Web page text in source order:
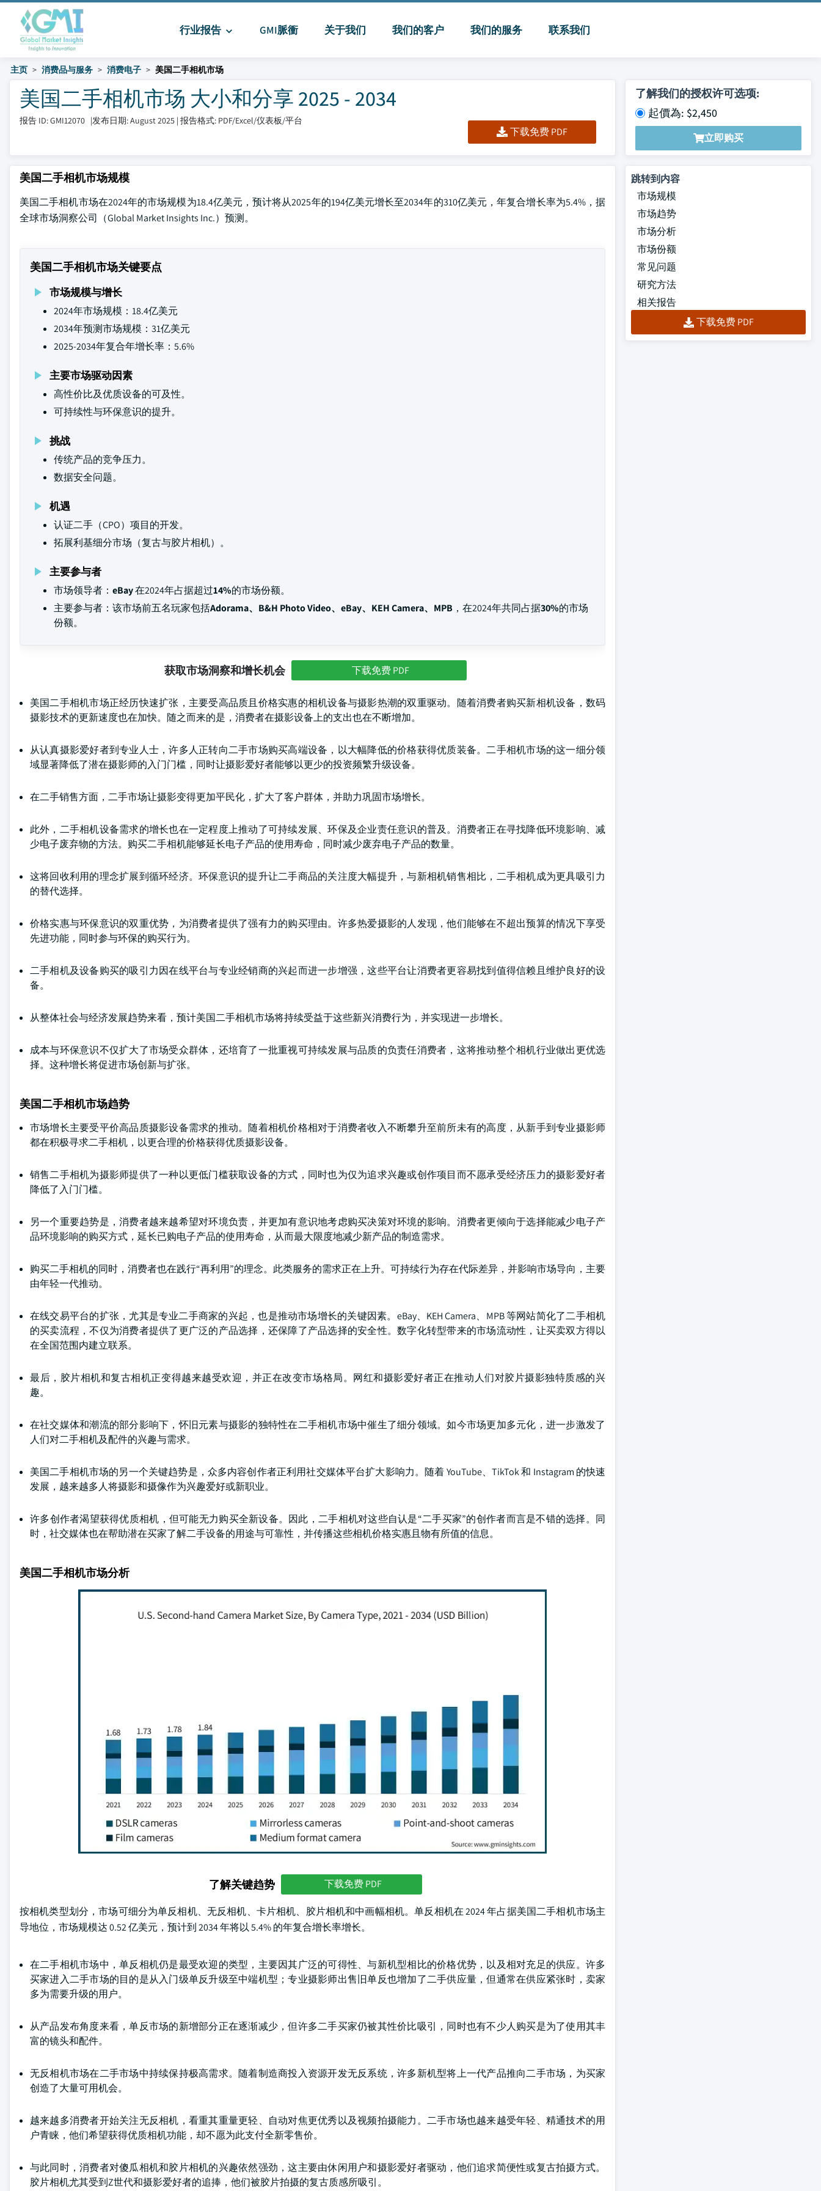
行业报告 GMI脈衝 关于我们 我们的客户 我们的服务 联系我们
主页 消费品与服务 消费电子 美国二手相机市场
美国二手相机市场 大小和分享 2025 - 2034
报告 ID: GMI12070 |发布日期: August 2025 | 报告格式: PDF/Excel/仪表板/平台
下载免费 PDF
了解我们的授权许可选项:
起價為: $2,450
立即购买
美国二手相机市场规模
美国二手相机市场在2024年的市场规模为18.4亿美元，预计将从2025年的194亿美元增长至2034年的310亿美元，年复合增长率为5.4%，据
全球市场洞察公司（Global Market Insights Inc.）预测。
美国二手相机市场关键要点
市场规模与增长
2024年市场规模：18.4亿美元
2034年预测市场规模：31亿美元
2025-2034年复合年增长率：5.6%
主要市场驱动因素
高性价比及优质设备的可及性。
可持续性与环保意识的提升。
挑战
传统产品的竞争压力。
数据安全问题。
机遇
认证二手（CPO）项目的开发。
拓展利基细分市场（复古与胶片相机）。
主要参与者
市场领导者： eBay在2024年占据超过14%的市场份额。
主要参与者：该市场前五名玩家包括Adorama、B&H Photo Video、eBay、KEH Camera、MPB ，在2024年共同占据30%的市场
份额。
获取市场洞察和增长机会 下载免费 PDF
美国二手相机市场正经历快速扩张，主要受高品质且价格实惠的相机设备与摄影热潮的双重驱动。随着消费者购买新相机设备，数码
摄影技术的更新速度也在加快。随之而来的是，消费者在摄影设备上的支出也在不断增加。
从认真摄影爱好者到专业人士，许多人正转向二手市场购买高端设备，以大幅降低的价格获得优质装备。二手相机市场的这一细分领
域显著降低了潜在摄影师的入门门槛，同时让摄影爱好者能够以更少的投资频繁升级设备。
在二手销售方面，二手市场让摄影变得更加平民化，扩大了客户群体，并助力巩固市场增长。
此外，二手相机设备需求的增长也在一定程度上推动了可持续发展、环保及企业责任意识的普及。消费者正在寻找降低环境影响、减
少电子废弃物的方法。购买二手相机能够延长电子产品的使用寿命，同时减少废弃电子产品的数量。
这将回收利用的理念扩展到循环经济。环保意识的提升让二手商品的关注度大幅提升，与新相机销售相比，二手相机成为更具吸引力
的替代选择。
价格实惠与环保意识的双重优势，为消费者提供了强有力的购买理由。许多热爱摄影的人发现，他们能够在不超出预算的情况下享受
先进功能，同时参与环保的购买行为。
二手相机及设备购买的吸引力因在线平台与专业经销商的兴起而进一步增强，这些平台让消费者更容易找到值得信赖且维护良好的设
备。
从整体社会与经济发展趋势来看，预计美国二手相机市场将持续受益于这些新兴消费行为，并实现进一步增长。
成本与环保意识不仅扩大了市场受众群体，还培育了一批重视可持续发展与品质的负责任消费者，这将推动整个相机行业做出更优选
择。这种增长将促进市场创新与扩张。
美国二手相机市场趋势
市场增长主要受平价高品质摄影设备需求的推动。随着相机价格相对于消费者收入不断攀升至前所未有的高度，从新手到专业摄影师
都在积极寻求二手相机，以更合理的价格获得优质摄影设备。
销售二手相机为摄影师提供了一种以更低门槛获取设备的方式，同时也为仅为追求兴趣或创作项目而不愿承受经济压力的摄影爱好者
降低了入门门槛。
另一个重要趋势是，消费者越来越希望对环境负责，并更加有意识地考虑购买决策对环境的影响。消费者更倾向于选择能减少电子产
品环境影响的购买方式，延长已购电子产品的使用寿命，从而最大限度地减少新产品的制造需求。
购买二手相机的同时，消费者也在践行“再利用”的理念。此类服务的需求正在上升。可持续行为存在代际差异，并影响市场导向，主要
由年轻一代推动。
在线交易平台的扩张，尤其是专业二手商家的兴起，也是推动市场增长的关键因素。eBay、KEH Camera、MPB 等网站简化了二手相机
的买卖流程，不仅为消费者提供了更广泛的产品选择，还保障了产品选择的安全性。数字化转型带来的市场流动性，让买卖双方得以
在全国范围内建立联系。
最后，胶片相机和复古相机正变得越来越受欢迎，并正在改变市场格局。网红和摄影爱好者正在推动人们对胶片摄影独特质感的兴
趣。
在社交媒体和潮流的部分影响下，怀旧元素与摄影的独特性在二手相机市场中催生了细分领域。如今市场更加多元化，进一步激发了
人们对二手相机及配件的兴趣与需求。
美国二手相机市场的另一个关键趋势是，众多内容创作者正利用社交媒体平台扩大影响力。随着 YouTube、TikTok 和 Instagram 的快速
发展，越来越多人将摄影和摄像作为兴趣爱好或新职业。
许多创作者渴望获得优质相机，但可能无力购买全新设备。因此，二手相机对这些自认是“二手买家”的创作者而言是不错的选择。同
时，社交媒体也在帮助潜在买家了解二手设备的用途与可靠性，并传播这些相机价格实惠且物有所值的信息。
美国二手相机市场分析
了解关键趋势 下载免费 PDF
按相机类型划分，市场可细分为单反相机、无反相机、卡片相机、胶片相机和中画幅相机。单反相机在 2024 年占据美国二手相机市场主
导地位，市场规模达 0.52 亿美元，预计到 2034 年将以 5.4% 的年复合增长率增长。
在二手相机市场中，单反相机仍是最受欢迎的类型，主要因其广泛的可得性、与新机型相比的价格优势，以及相对充足的供应。许多
买家进入二手市场的目的是从入门级单反升级至中端机型；专业摄影师出售旧单反也增加了二手供应量，但通常在供应紧张时，卖家
多为需要升级的用户。
从产品发布角度来看，单反市场的新增部分正在逐渐减少，但许多二手买家仍被其性价比吸引，同时也有不少人购买是为了使用其丰
富的镜头和配件。
无反相机市场在二手市场中持续保持极高需求。随着制造商投入资源开发无反系统，许多新机型将上一代产品推向二手市场，为买家
创造了大量可用机会。
越来越多消费者开始关注无反相机，看重其重量更轻、自动对焦更优秀以及视频拍摄能力。二手市场也越来越受年轻、精通技术的用
户青睐，他们希望获得优质相机功能，却不愿为此支付全新零售价。
与此同时，消费者对傻瓜相机和胶片相机的兴趣依然强劲，这主要由休闲用户和摄影爱好者驱动，他们追求简便性或复古拍摄方式。
胶片相机尤其受到Z世代和摄影爱好者的追捧，他们被胶片拍摄的复古质感所吸引。
跳转到内容
市场规模
市场趋势
市场分析
市场份额
常见问题
研究方法
相关报告
下载免费 PDF